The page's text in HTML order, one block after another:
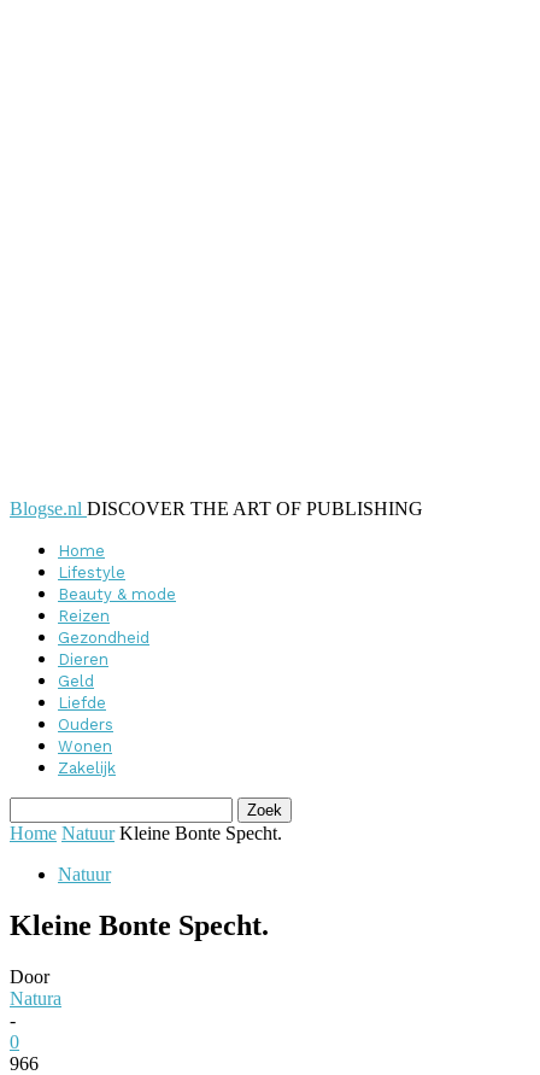
Blogse.nl DISCOVER THE ART OF PUBLISHING
Home
Lifestyle
Beauty & mode
Reizen
Gezondheid
Dieren
Geld
Liefde
Ouders
Wonen
Zakelijk
Home Natuur Kleine Bonte Specht.
Natuur
Kleine Bonte Specht.
Door
Natura
-
0
966